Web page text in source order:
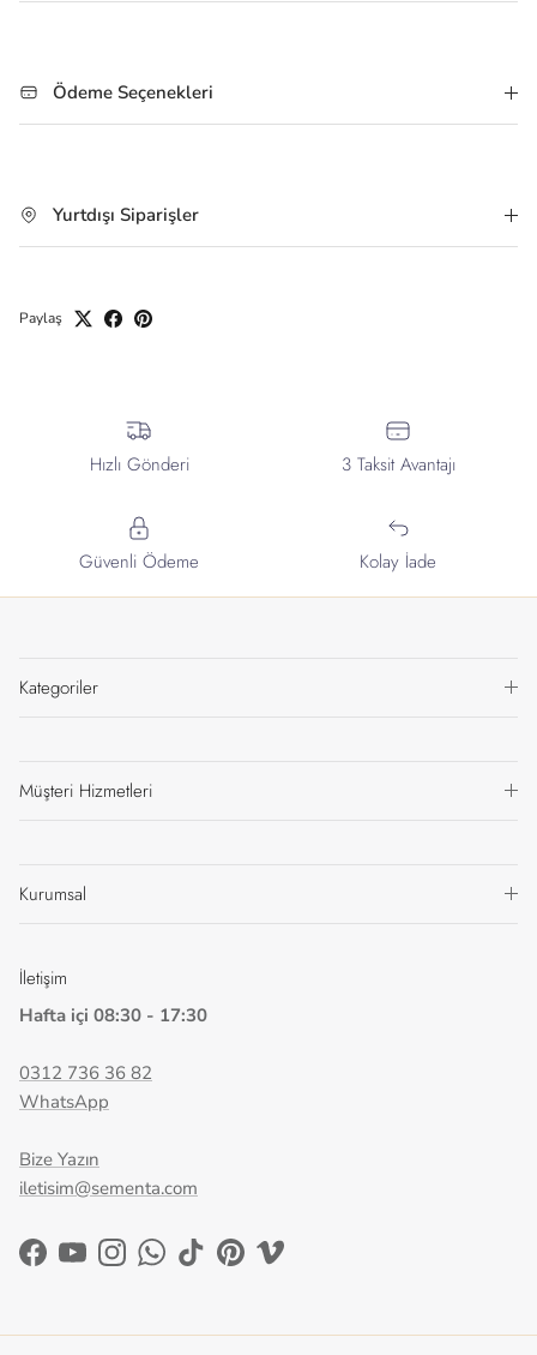
Ödeme Seçenekleri
Yurtdışı Siparişler
Paylaş
Hızlı Gönderi 3 Taksit Avantajı
Güvenli Ödeme Kolay İade
Kategoriler
Müşteri Hizmetleri
Kurumsal
İletişim
Hafta içi 08:30 - 17:30
0312 736 36 82
WhatsApp
Bize Yazın
iletisim@sementa.com
Facebook
YouTubeInstagramWhatsApp
TikTokPinterestVimeo